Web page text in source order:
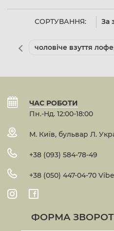
СОРТУВАННЯ: За
чоловіче взуття
ЧАС РОБОТИ
Пн.-Нд. 12:00-18:00
М. Київ, бульвар Л.
+38 (093) 584-78-49
+38 (050) 447-04-70
ФОРМА